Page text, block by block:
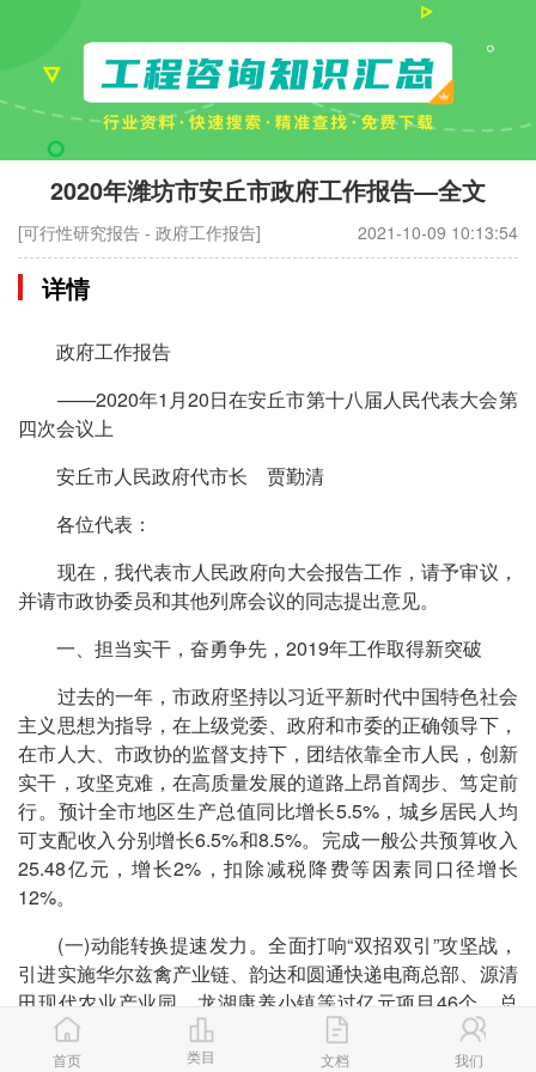
2020年潍坊市安丘市政府工作报告—全文
[可行性研究报告 - 政府工作报告] 2021-10-09 10:13:54
详情
政府工作报告
——2020年1月20日在安丘市第十八届人民代表大会第
四次会议上
安丘市人民政府代市长 贾勤清
各位代表：
现在，我代表市人民政府向大会报告工作，请予审议，
并请市政协委员和其他列席会议的同志提出意见。
一、担当实干，奋勇争先，2019年工作取得新突破
过去的一年，市政府坚持以习近平新时代中国特色社会
主义思想为指导，在上级党委、政府和市委的正确领导下，
在市人大、市政协的监督支持下，团结依靠全市人民，创新
实干，攻坚克难，在高质量发展的道路上昂首阔步、笃定前
行。预计全市地区生产总值同比增长5.5%，城乡居民人均
可支配收入分别增长6.5%和8.5%。完成一般公共预算收入
25.48亿元，增长2%，扣除减税降费等因素同口径增长
12%。
(一)动能转换提速发力。全面打响“双招双引”攻坚战，
引进实施华尔兹禽产业链、韵达和圆通快递电商总部、源清
田现代农业产业园、龙湖康养小镇等过亿元项目46个、总
投资380.6亿元，签约立项铂创物联网芯片及智能制造产业
园、今麦郎100万吨饮品、东方希望生猪养殖产业链等过亿
首页 类目 文档 我们